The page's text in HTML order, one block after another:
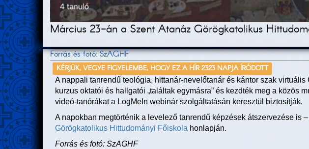
Március 23-án a Szent Atanáz Görögkatolikus
Forrás és fotó: SzAGHF
KÉRJÜK, VEGYE FIGYELEMBE, HOGY EZ A HÍR 2323 NAPJA ÍRÓDOTT
A nappali tanrendű teológia, hittanár-nevelőtanár és kántor szak virtuális
kurzus oktatói és hallgatói „találtak egymásra” és kezdték meg a közös
videó-tanórákat a LogMeIn webinár szolgáltatásán keresztül biztosítják.
A napokban megtörténik a levelező tanrendű képzések átszervezése is
Görögkatolikus Hittudományi Főiskola honlapján.
Forrás és fotó: SzAGHF